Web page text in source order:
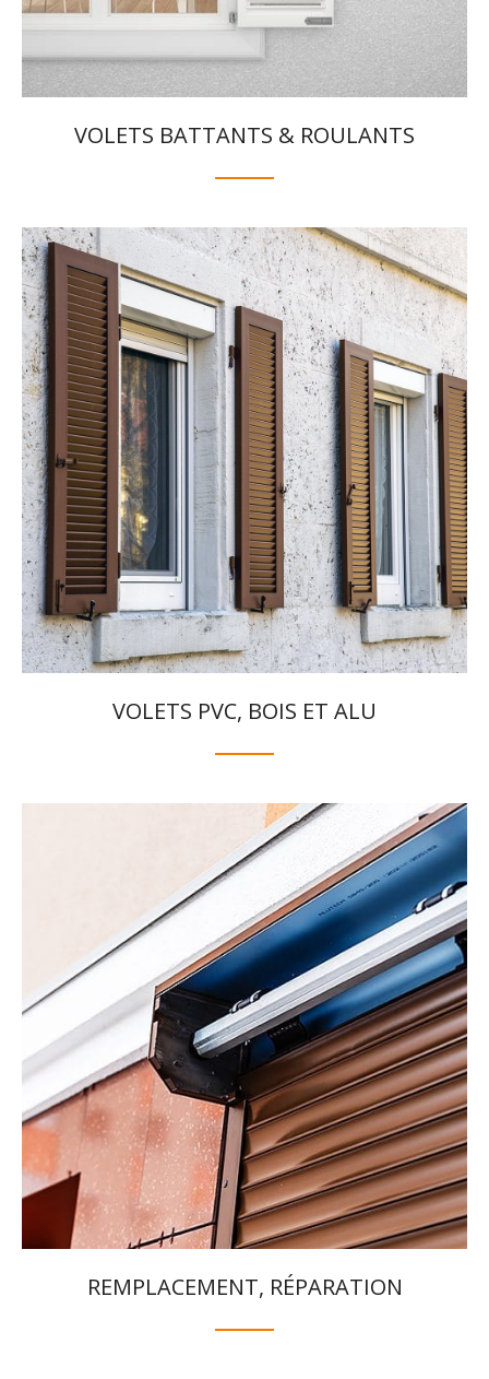
VOLETS BATTANTS & ROULANTS
VOLETS PVC, BOIS ET ALU
REMPLACEMENT, RÉPARATION